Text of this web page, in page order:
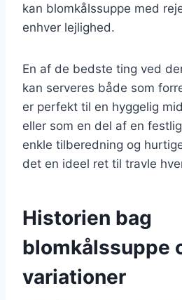
kan blomkålssuppe med
enhver lejlighed.
En af de bedste ting ved
kan serveres både som
er perfekt til en hyggelig
eller som en del af en
enkle tilberedning og
det en ideel ret til travle
Historien bag
blomkålssuppe
variationer